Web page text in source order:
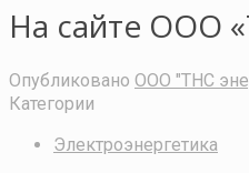
На сайте ООО
Опубликовано ООО "ТНС
Категории
Электроэнергетика